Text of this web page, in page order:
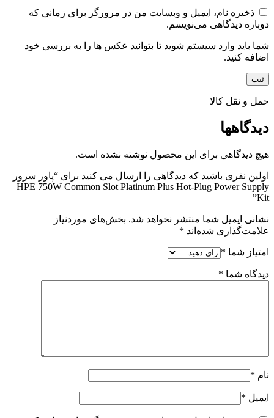
ذخیره نام، ایمیل و وبسایت من در مرورگر برای زمانی که
دوباره دیدگاهی می‌نویسم.
شما باید وارد سیستم شوید تا بتوانید عکس ها را به بررسی خود
اضافه کنید.
حمل و نقل کالا
دیدگاهها
هیچ دیدگاهی برای این محصول نوشته نشده است.
اولین نفری باشید که دیدگاهی را ارسال می کنید برای “پاور سرور
HPE 750W Common Slot Platinum Plus Hot-Plug Power Supply
Kit”
نشانی ایمیل شما منتشر نخواهد شد. بخش‌های موردنیاز
علامت‌گذاری شده‌اند *
امتیاز شما *
دیدگاه شما *
نام *
ایمیل *